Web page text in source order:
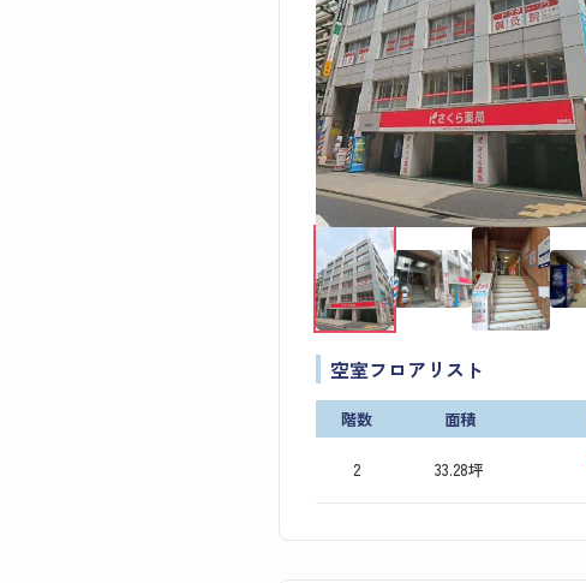
空室フロアリスト
階数 面積
2 33.28坪